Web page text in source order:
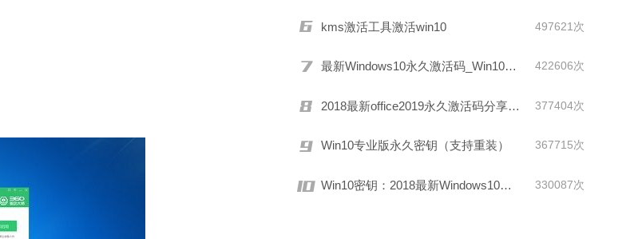
kms激活工具激活win10 497621次
最新Windows10永久激活码_Win10通用序列号 422606次
2018最新office2019永久激活码分享(附激活工具) 377404次
Win10专业版永久密钥（支持重装） 367715次
Win10密钥：2018最新Windows10激活码/KEY分享 330087次